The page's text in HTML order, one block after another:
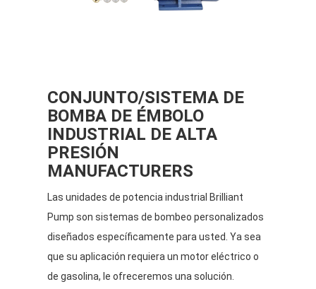
CONJUNTO/SISTEMA DE
BOMBA DE ÉMBOLO
INDUSTRIAL DE ALTA
PRESIÓN
MANUFACTURERS
Las unidades de potencia industrial Brilliant
Pump son sistemas de bombeo personalizados
diseñados específicamente para usted. Ya sea
que su aplicación requiera un motor eléctrico o
de gasolina, le ofreceremos una solución.